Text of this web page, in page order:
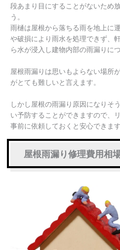
段あまり目にすることがないため
う。
雨樋は屋根から落ちる雨を地上に
や破損により雨水を処理できず、
ら水が浸入し建物内部の雨漏りに
屋根雨漏りは思いもよらない場所
がとても難しいと言えます。
しかし屋根の雨漏り原因になりそ
い予防することができますので、
事前に依頼しておくと安心できます
屋根雨漏り修理費用相